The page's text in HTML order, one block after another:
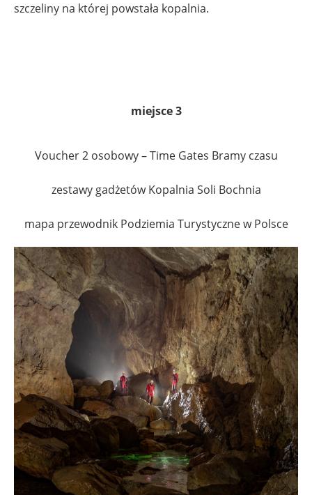
szczeliny na której powstała kopalnia.
miejsce 3
Voucher 2 osobowy – Time Gates Bramy czasu
zestawy gadżetów Kopalnia Soli Bochnia
mapa przewodnik Podziemia Turystyczne w Polsce